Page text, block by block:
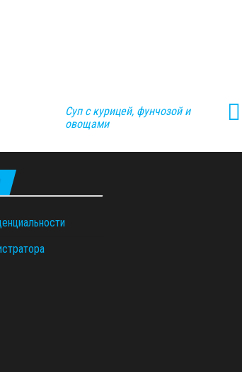
Суп с курицей, фунчозой и
овощами